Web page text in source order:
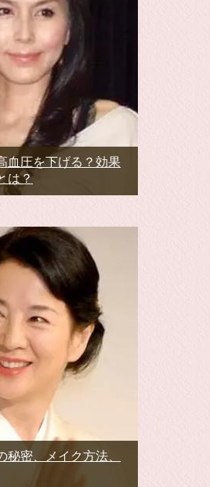
血圧を下げる？効果
は？
密、メイク方法、